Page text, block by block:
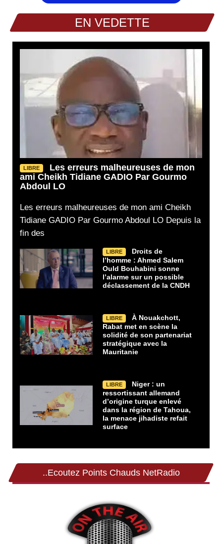
EN VEDETTE
LIBRE
Les erreurs malheureuses de mon
ami Cheikh Tidiane GADIO Par Gourmo
Abdoul LO
Les erreurs malheureuses de mon ami Cheikh
Tidiane GADIO Par Gourmo Abdoul LO Depuis la
fin des
LIBRE
Droits de
l’homme : Ahmed Salem
Ould Bouhabini sonne
l’alarme sur un possible
déclassement de la CNDH
LIBRE
À Nouakchott,
Rabat met en scène la
solidité de son partenariat
stratégique avec la
Mauritanie
LIBRE
Niger : un
ressortissant allemand
d’origine turque enlevé
dans la région de Tahoua,
la menace jihadiste refait
surface
..Ecoutez Points Chauds NetRadio